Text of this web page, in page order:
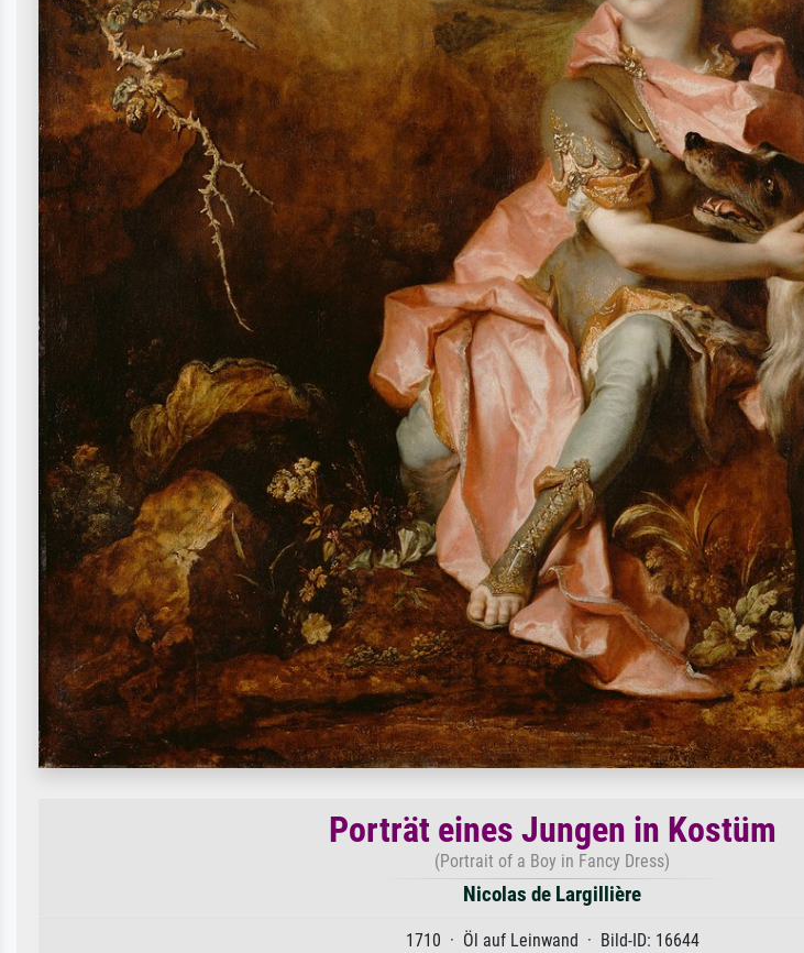
Porträt eines Jungen in Kostüm
(Portrait of a Boy in Fancy Dress)
Nicolas de Largillière
1710 · Öl auf Leinwand · Bild-ID: 16644